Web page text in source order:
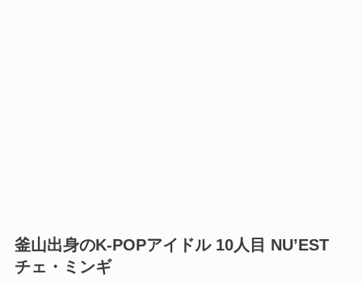
釜山出身のK-POPアイドル 10人目 NU’EST
チェ・ミンギ